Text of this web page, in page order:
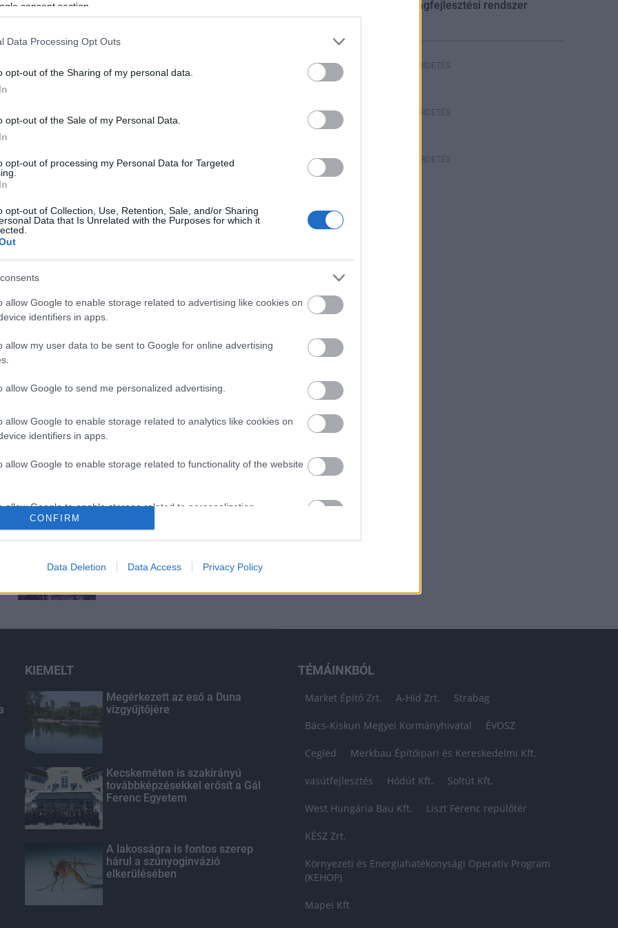
consent section.
Data Processing Opt Outs
opt-out of the Sharing of my personal data.
opt-out of the Sale of my Personal Data.
opt-out of processing my Personal Data for Targeted
opt-out of Collection, Use, Retention, Sale, and/or Sharing
Data that Is Unrelated with the Purposes for which it
allow Google to enable storage related to advertising like cookies on
identifiers in apps.
allow my user data to be sent to Google for online advertising
allow Google to send me personalized advertising.
allow Google to enable storage related to analytics like cookies on
identifiers in apps.
allow Google to enable storage related to functionality of the website
allow Google to enable storage related to personalization.
allow Google to enable storage related to security, including
CONFIRM
Data Deletion Data Access Privacy Policy
vártunk:
Helyi hírek
Új gyalogosátkelők és jelzőlámpás
Másfélszeresére bővítik
református iskoláját
Látványos építési szakasz indult
Paks II.: Mit jelent az 5. blokk új
árnyékában?
gazdaságfejlesztési rendszer
HIRDETÉS
HIRDETÉS
HIRDETÉS
KIEMELT
Megérkezett az eső a Duna
vízgyűjtőjére
Kecskeméten is szakirányú
továbbképzésekkel erősít a Gál
Ferenc Egyetem
A lakosságra is fontos szerep
hárul a szúnyoginvázió
elkerülésében
TÉMÁINKBÓL
Market Építő Zrt. A-Híd Zrt. Strabag
Bács-Kiskun Megyei Kormányhivatal ÉVOSZ
Cegléd Merkbau Építőipari és Kereskedelmi Kft.
vasútfejlesztés Hódút Kft. Soltút Kft.
West Hungária Bau Kft. Liszt Ferenc repülőtér
KÉSZ Zrt.
Környezeti és Energiahatékonysági Operatív Program
(KEHOP)
Mapei Kft